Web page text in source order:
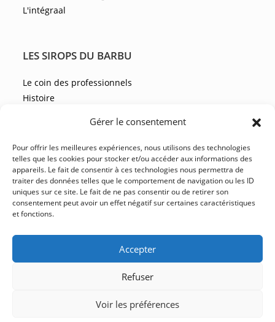
Gérer le consentement
Pour offrir les meilleures expériences, nous utilisons des technologies
telles que les cookies pour stocker et/ou accéder aux informations des
appareils. Le fait de consentir à ces technologies nous permettra de
traiter des données telles que le comportement de navigation ou les ID
uniques sur ce site. Le fait de ne pas consentir ou de retirer son
consentement peut avoir un effet négatif sur certaines caractéristiques
et fonctions.
Accepter
Refuser
Voir les préférences
L'intégraal
LES SIROPS DU BARBU
Le coin des professionnels
Histoire
NOUS CONTACTER
FAQ
CGV
Mentions légales
Politique de confidentialité
Conditions Générales de vente